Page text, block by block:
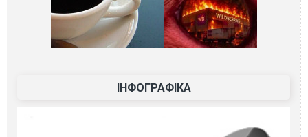
ІНФОГРАФІКА